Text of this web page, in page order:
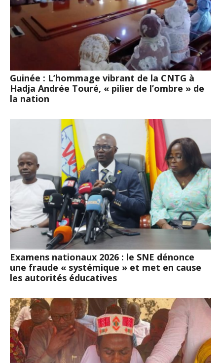
Guinée : L’hommage vibrant de la CNTG à
Hadja Andrée Touré, « pilier de l’ombre » de
la nation
Examens nationaux 2026 : le SNE dénonce
une fraude « systémique » et met en cause
les autorités éducatives